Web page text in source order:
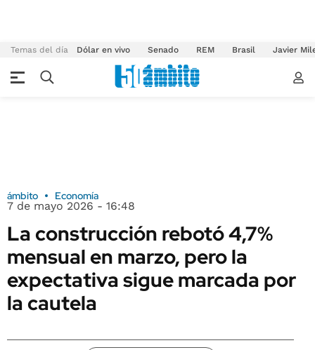
Temas del día Dólar en vivo Senado REM Brasil Javier
ámbito Economía
7 de mayo 2026 - 16:48
La construcción rebotó 4,7%
mensual en marzo, pero la
expectativa sigue marcada por
la cautela